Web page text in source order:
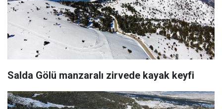
Salda Gölü manzaralı zirvede kayak keyfi